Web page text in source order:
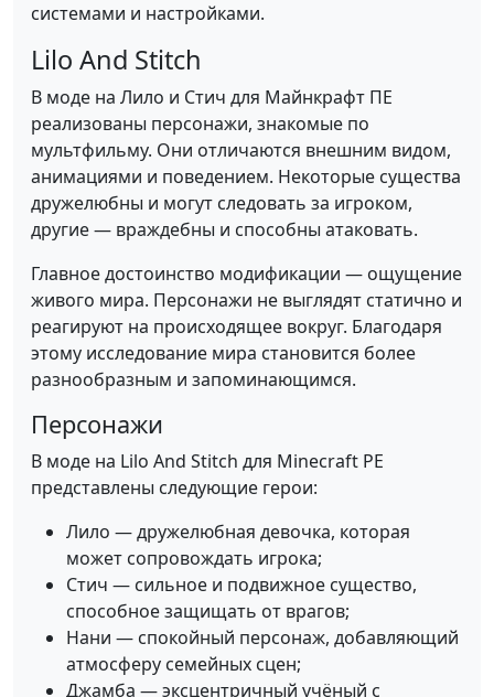
системами и настройками.
Lilo And Stitch
В моде на Лило и Стич для Майнкрафт ПЕ
реализованы персонажи, знакомые по
мультфильму. Они отличаются внешним видом,
анимациями и поведением. Некоторые существа
дружелюбны и могут следовать за игроком,
другие — враждебны и способны атаковать.
Главное достоинство модификации — ощущение
живого мира. Персонажи не выглядят статично и
реагируют на происходящее вокруг. Благодаря
этому исследование мира становится более
разнообразным и запоминающимся.
Персонажи
В моде на Lilo And Stitch для Minecraft PE
представлены следующие герои:
Лило — дружелюбная девочка, которая
может сопровождать игрока;
Стич — сильное и подвижное существо,
способное защищать от врагов;
Нани — спокойный персонаж, добавляющий
атмосферу семейных сцен;
Джамба — эксцентричный учёный с